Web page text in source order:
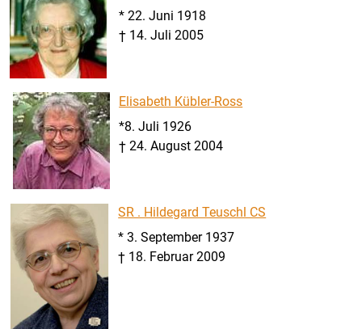
* 22. Juni 1918
† 14. Juli 2005
Elisabeth Kübler-Ross
*8. Juli 1926
† 24. August 2004
SR . Hildegard Teuschl CS
* 3. September 1937
† 18. Februar 2009